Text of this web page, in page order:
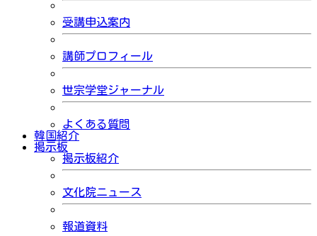
受講申込案内
講師プロフィール
世宗学堂ジャーナル
よくある質問
韓国紹介
掲示板
掲示板紹介
文化院ニュース
報道資料